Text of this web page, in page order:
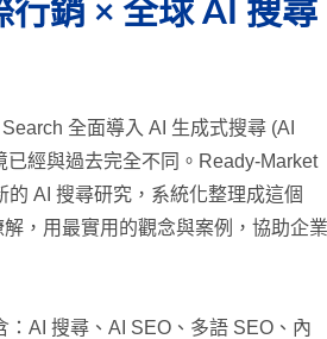
行銷 × 全球 AI 搜尋
全面導入 AI 生成式搜尋 (AI
經與過去完全不同。Ready-Market
AI 搜尋研究，系統化整理成這個
，用最實用的觀念與案例，協助企業
AI 搜尋、AI SEO、多語 SEO、內